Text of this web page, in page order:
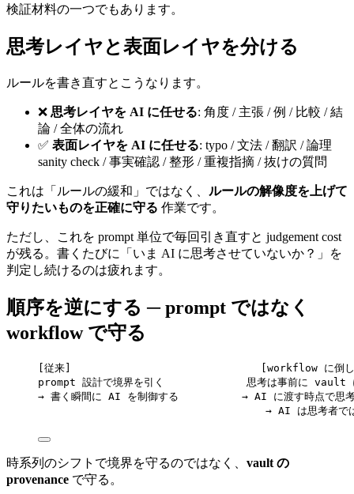
検証材料の一つでもあります。
思考レイヤと表面レイヤを分ける
ルールを書き直すとこうなります。
❌ 思考レイヤを AI に任せる: 角度 / 主張 / 例 / 比較 / 結
論 / 全体の流れ
✅ 表面レイヤを AI に任せる: typo / 文法 / 翻訳 / 論理
sanity check / 事実確認 / 整形 / 重複指摘 / 抜けの質問
これは「ルールの緩和」ではなく、 ルールの解像度を上げて
守りたいものを正確に守る 作業です。
ただし、これを prompt 単位で毎回引き直すと judgement cost
が残る。書くたびに「いま AI に思考させていないか？」を
判定し続けるのは疲れます。
順序を逆にする ─ prompt ではなく
workflow で守る
[従来]                              [workflow に倒した
prompt 設計で境界を引く             思考は事前に vault に
→ 書く瞬間に AI を制御する          → AI に渡す時点で思考
→ AI は思考者で
時系列のシフトで境界を守るのではなく、 vault の
provenance で守る。